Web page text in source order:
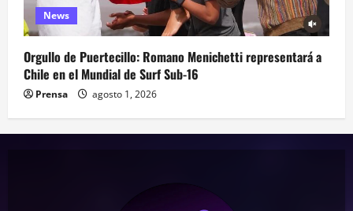
News
Orgullo de Puertecillo: Romano Menichetti representará a
Chile en el Mundial de Surf Sub-16
Prensa agosto 1, 2026